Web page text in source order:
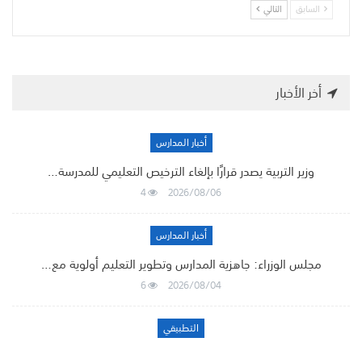
السابق التالي
أخر الأخبار
أخبار المدارس
وزير التربية يصدر قرارًا بإلغاء الترخيص التعليمي للمدرسة…
2026/08/06
4
أخبار المدارس
مجلس الوزراء: جاهزية المدارس وتطوير التعليم أولوية مع…
2026/08/04
6
التطبيقي